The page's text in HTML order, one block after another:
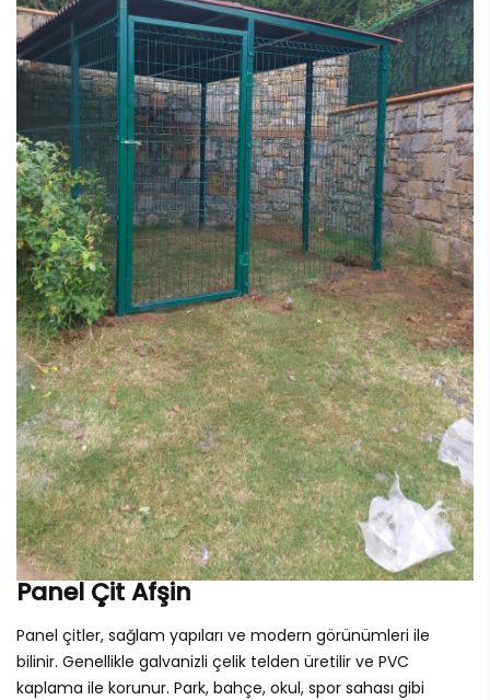
Panel Çit Afşin
Panel çitler, sağlam yapıları ve modern görünümleri ile
bilinir. Genellikle galvanizli çelik telden üretilir ve PVC
kaplama ile korunur. Park, bahçe, okul, spor sahası gibi